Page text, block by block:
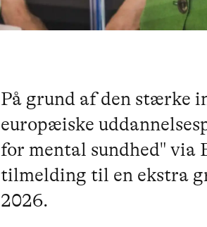
På grund af den stærke
europæiske
for mental sundhed" via
tilmelding til en ekstra
2026.